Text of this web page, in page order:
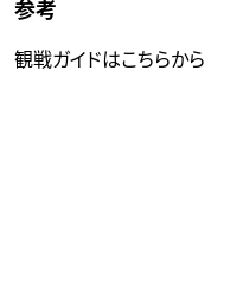
参考
観戦ガイドはこちらから